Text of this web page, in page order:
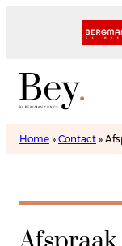
Home » Contact »